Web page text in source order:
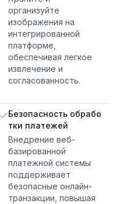
организуйте
изображения на
интегрированной
платформе,
обеспечивая легкое
извлечение и
согласованность.
Безопасность обрабо
тки платежей
Внедрение веб-
базированной
платежной системы
поддерживает
безопасные онлайн-
транзакции, повышая